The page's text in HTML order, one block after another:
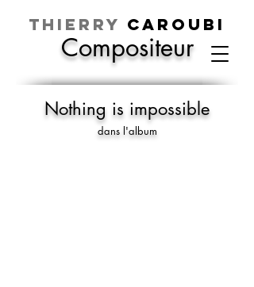
Thierry CAROUBI
Compositeur
Nothing is impossible
dans l'album